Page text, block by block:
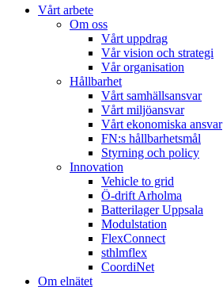
Vårt arbete
Om oss
Vårt uppdrag
Vår vision och strategi
Vår organisation
Hållbarhet
Vårt samhällsansvar
Vårt miljöansvar
Vårt ekonomiska ansvar
FN:s hållbarhetsmål
Styrning och policy
Innovation
Vehicle to grid
Ö-drift Arholma
Batterilager Uppsala
Modulstation
FlexConnect
sthlmflex
CoordiNet
Om elnätet